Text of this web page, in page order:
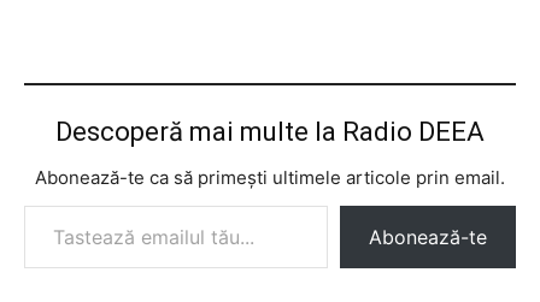
Descoperă mai multe la Radio DEEA
Abonează-te ca să primești ultimele articole prin email.
Tastează emailul tău...
Abonează-te